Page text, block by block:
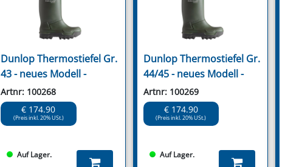
Dunlop Thermostiefel Gr.
43 - neues Modell -
Artnr: 100268
€ 174.90
(Preis inkl. 20% USt.)
Auf Lager.
Dunlop Thermostiefel Gr.
44/45 - neues Modell -
Artnr: 100269
€ 174.90
(Preis inkl. 20% USt.)
Auf Lager.